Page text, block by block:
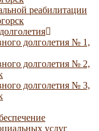
реабилитации
долголетия № 1,
долголетия № 2,
долголетия № 3,
услуг